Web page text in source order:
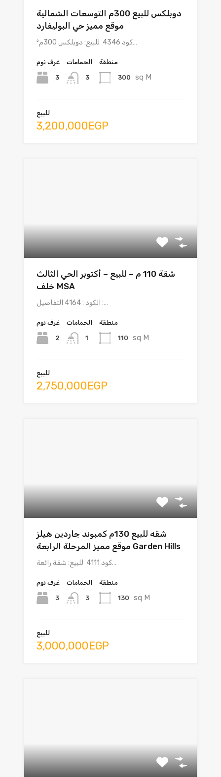
دوبلكس للبيع 300م التوسعات الشمالية
موقع مميز حي البوليفارد
كود 4346 للبيع: دوبلكس 300م²…
غرف نوم
3
الحمامات
3
منطقة
300 sq M
للبيع
3,200,000EGP
شقة 110 م – للبيع – أكتوبر الحي الثالث
خلف MSA
الكود : 4164 التفاصيل :…
غرف نوم
2
الحمامات
1
منطقة
110 sq M
للبيع
2,750,000EGP
شقه للبيع 130م كمبوند جاردين هيلز
موقع مميز المرحلة الرابعة Garden Hills
كود 4111 للبيع: شقة رائعة…
غرف نوم
3
الحمامات
3
منطقة
130 sq M
للبيع
3,000,000EGP